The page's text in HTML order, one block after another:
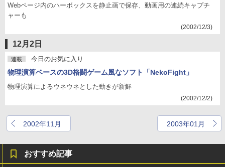
Webページ内のハーボックスを静止画で保存、動画用の連続キャプチ
ャーも
(2002/12/3)
12月2日
連載 今日のお気に入り
物理演算ベースの3D格闘ゲーム風なソフト「NekoFight」
物理演算によるウネウネとした動きが新鮮
(2002/12/2)
2002年11月 2003年01月
おすすめ記事